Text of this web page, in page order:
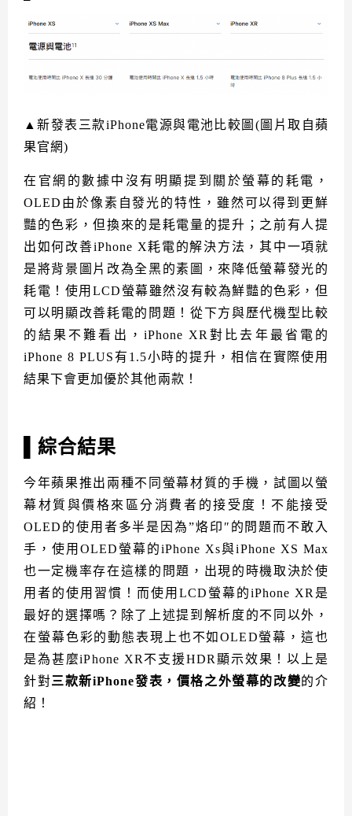
▲新發表三款iPhone電源與電池比較圖(圖片取自蘋
果官網)
在官網的數據中沒有明顯提到關於螢幕的耗電，
OLED由於像素自發光的特性，雖然可以得到更鮮
豔的色彩，但換來的是耗電量的提升；之前有人提
出如何改善iPhone X耗電的解決方法，其中一項就
是將背景圖片改為全黑的素圖，來降低螢幕發光的
耗電！使用LCD螢幕雖然沒有較為鮮豔的色彩，但
可以明顯改善耗電的問題！從下方與歷代機型比較
的結果不難看出，iPhone XR對比去年最省電的
iPhone 8 PLUS有1.5小時的提升，相信在實際使用
結果下會更加優於其他兩款！
▌綜合結果
今年蘋果推出兩種不同螢幕材質的手機，試圖以螢
幕材質與價格來區分消費者的接受度！不能接受
OLED的使用者多半是因為”烙印″的問題而不敢入
手，使用OLED螢幕的iPhone Xs與iPhone XS Max
也一定機率存在這樣的問題，出現的時機取決於使
用者的使用習慣！而使用LCD螢幕的iPhone XR是
最好的選擇嗎？除了上述提到解析度的不同以外，
在螢幕色彩的動態表現上也不如OLED螢幕，這也
是為甚麼iPhone XR不支援HDR顯示效果！以上是
針對三款新iPhone發表，價格之外螢幕的改變的介
紹！